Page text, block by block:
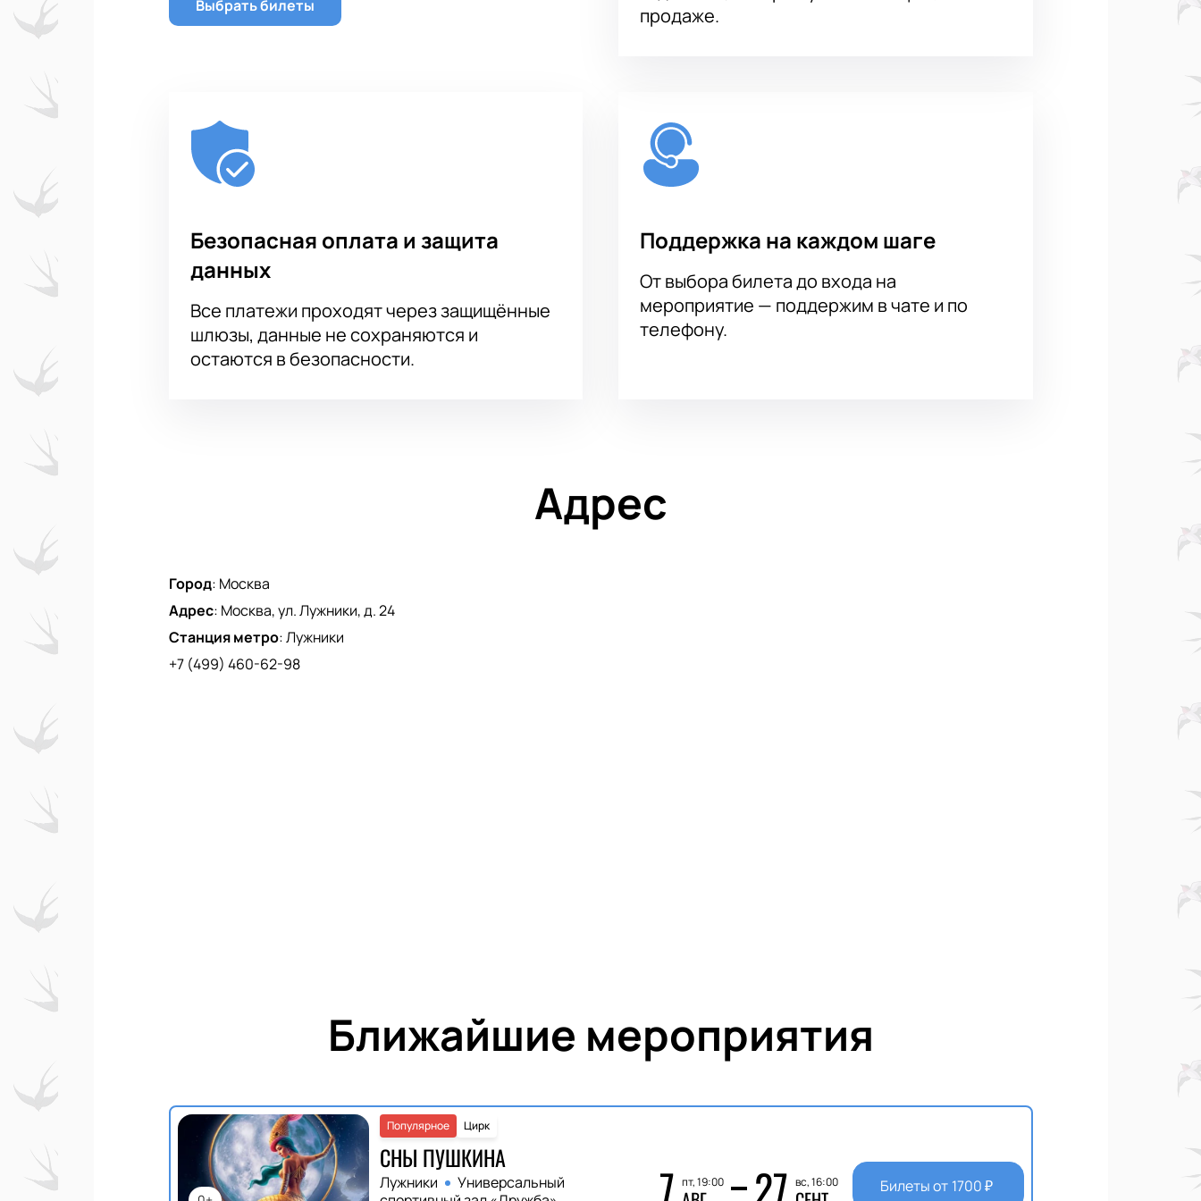
Выбрать билеты
продаже.
Безопасная оплата и защита
данных
Все платежи проходят через защищённые
шлюзы, данные не сохраняются и
остаются в безопасности.
Поддержка на каждом шаге
От выбора билета до входа на
мероприятие — поддержим в чате и по
телефону.
Адрес
Город: Москва
Адрес: Москва, ул. Лужники, д. 24
Станция метро:Лужники
+7 (499) 460-62-98
Ближайшие мероприятия
Цирк
Популярное
СНЫ ПУШКИНА
Лужники
Универсальный
7 пт, 19:00 27 вс, 16:00 Билеты от 1700₽